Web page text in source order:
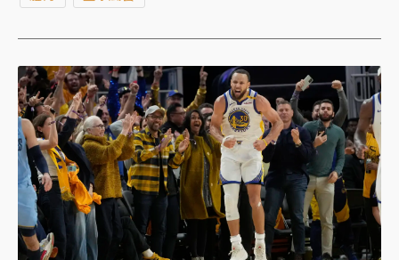
敗，無緣晉級季後賽。